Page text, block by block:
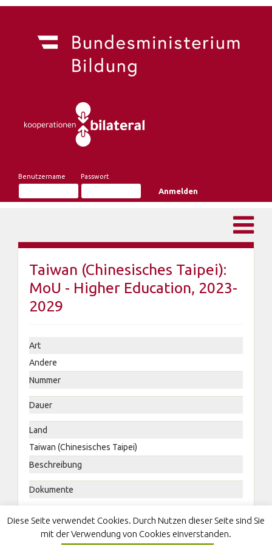
Benutzername Passwort
Taiwan (Chinesisches Taipei):
MoU - Higher Education, 2023-
2029
Art
Andere
Nummer
Dauer
Land
Taiwan (Chinesisches Taipei)
Beschreibung
Dokumente
2023-2029
Diese Seite verwendet Cookies. Durch Nutzen dieser Seite sind Sie
mit der Verwendung von Cookies einverstanden.